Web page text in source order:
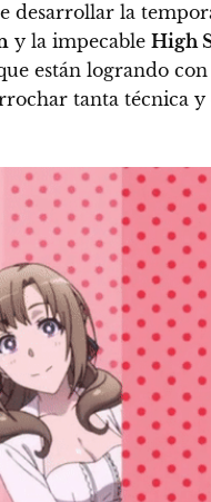
desarrollar la
y la impecable High
están logrando
tanta técnica y